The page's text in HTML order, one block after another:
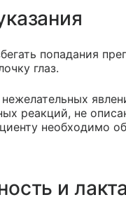
попадания
глаз.
реакций, не
необходимо
и